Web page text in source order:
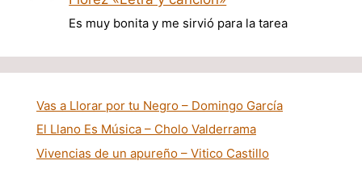
Es muy bonita y me sirvió para la tarea
Vas a Llorar por tu Negro – Domingo García
El Llano Es Música – Cholo Valderrama
Vivencias de un apureño – Vitico Castillo